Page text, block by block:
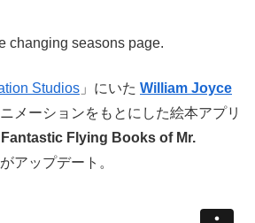
changing seasons page.
Studios 」にいた William Joyce
メーションをもとにした絵本アプリ
Flying Books of Mr.
アップデート。